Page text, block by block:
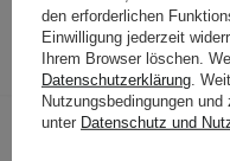
Folgende
anderen
den erforderlichen
Einwilligung jederzeit
Ihrem Browser löschen.
Datenschutzerklärung .
Nutzungsbedingungen
unter Datenschutz und